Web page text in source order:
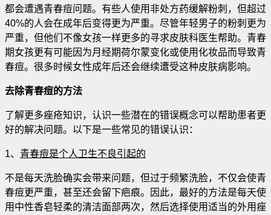
都会遭遇青春痘问题。有些人使用非处方药缓解粉刺，但超过
40%的人会在成年后变得更为严重。尽管年轻男子的粉刺更为
严重，但他们不像女孩一样更多的寻求皮肤科医生帮助。青春
期女孩更有可能因为月经期荷尔蒙变化或使用化妆品而导致青
春痘。很多时候女性成年后还会继续遭受这种皮肤病影响。
去除青春痘的方法
了解更多痤疮知识，认识一些潜在的错误概念可以帮助患者更
好的解决问题。以下是一些常见的错误认识：
1、 青春痘是个人卫生不良引起的
不是每天洗脸确实会带来问题，但过于频繁洗脸，不仅会使青
春痘更严重，甚至还会留下疤痕。因此，最好的方法是每天使
用中性香皂轻柔的清洁面部两次，然后选择使用适当的外用痤